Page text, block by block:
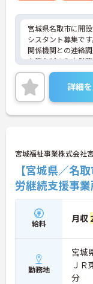
宮城県名取市に開
シスタント募集です
関係機関との連絡
方箋などの入力業
くため、様々なス
土日祝固定休み・
っかりとリフレッ
ご興味のある方に
に詳細をお話いた
詳細
宮城福祉事業株式会社
【宮城県／名
労継続支援事
給料 月収
勤務地
宮城
ＪＲ
分